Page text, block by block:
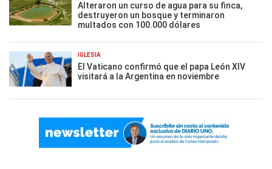
Alteraron un curso de agua para su finca,
destruyeron un bosque y terminaron
multados con 100.000 dólares
IGLESIA
El Vaticano confirmó que el papa León XIV
visitará a la Argentina en noviembre